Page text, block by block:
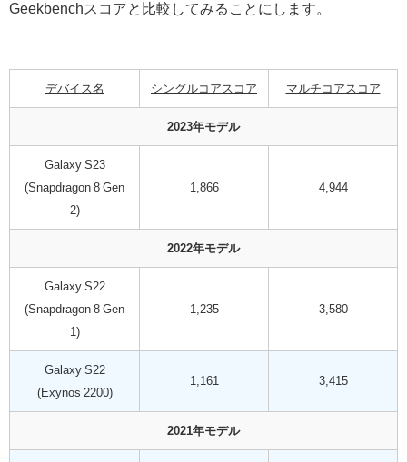
Geekbenchスコアと比較してみることにします。
デバイス名 シングルコアスコア マルチコアスコア
2023年モデル
Galaxy S23
(Snapdragon 8 Gen
2)
1,866 4,944
2022年モデル
Galaxy S22
(Snapdragon 8 Gen
1)
1,235 3,580
Galaxy S22
(Exynos 2200)
1,161 3,415
2021年モデル